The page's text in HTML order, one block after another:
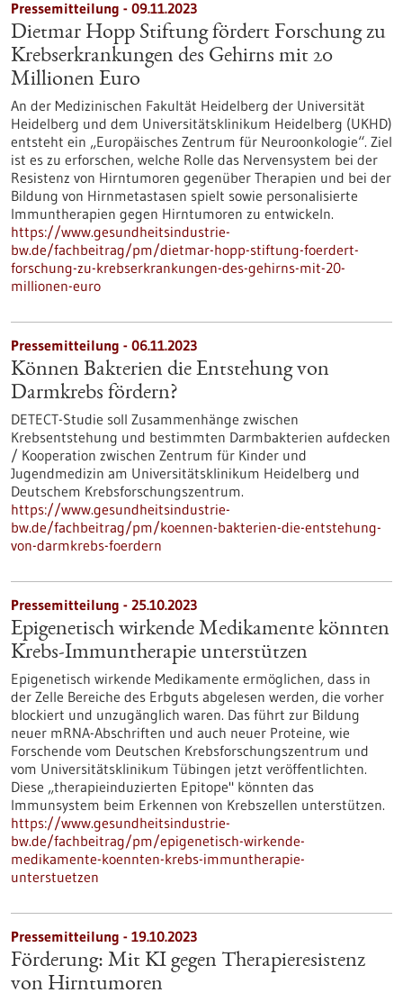
Pressemitteilung - 09.11.2023
Dietmar Hopp Stiftung fördert Forschung zu
Krebserkrankungen des Gehirns mit 20
Millionen Euro
An der Medizinischen Fakultät Heidelberg der Universität
Heidelberg und dem Universitätsklinikum Heidelberg (UKHD)
entsteht ein „Europäisches Zentrum für Neuroonkologie“. Ziel
ist es zu erforschen, welche Rolle das Nervensystem bei der
Resistenz von Hirntumoren gegenüber Therapien und bei der
Bildung von Hirnmetastasen spielt sowie personalisierte
Immuntherapien gegen Hirntumoren zu entwickeln.
https://www.gesundheitsindustrie-
bw.de/fachbeitrag/pm/dietmar-hopp-stiftung-foerdert-
forschung-zu-krebserkrankungen-des-gehirns-mit-20-
millionen-euro
Pressemitteilung - 06.11.2023
Können Bakterien die Entstehung von
Darmkrebs fördern?
DETECT-Studie soll Zusammenhänge zwischen
Krebsentstehung und bestimmten Darmbakterien aufdecken
/ Kooperation zwischen Zentrum für Kinder und
Jugendmedizin am Universitätsklinikum Heidelberg und
Deutschem Krebsforschungszentrum.
https://www.gesundheitsindustrie-
bw.de/fachbeitrag/pm/koennen-bakterien-die-entstehung-
von-darmkrebs-foerdern
Pressemitteilung - 25.10.2023
Epigenetisch wirkende Medikamente könnten
Krebs-Immuntherapie unterstützen
Epigenetisch wirkende Medikamente ermöglichen, dass in
der Zelle Bereiche des Erbguts abgelesen werden, die vorher
blockiert und unzugänglich waren. Das führt zur Bildung
neuer mRNA-Abschriften und auch neuer Proteine, wie
Forschende vom Deutschen Krebsforschungszentrum und
vom Universitätsklinikum Tübingen jetzt veröffentlichten.
Diese „therapieinduzierten Epitope" könnten das
Immunsystem beim Erkennen von Krebszellen unterstützen.
https://www.gesundheitsindustrie-
bw.de/fachbeitrag/pm/epigenetisch-wirkende-
medikamente-koennten-krebs-immuntherapie-
unterstuetzen
Pressemitteilung - 19.10.2023
Förderung: Mit KI gegen Therapieresistenz
von Hirntumoren